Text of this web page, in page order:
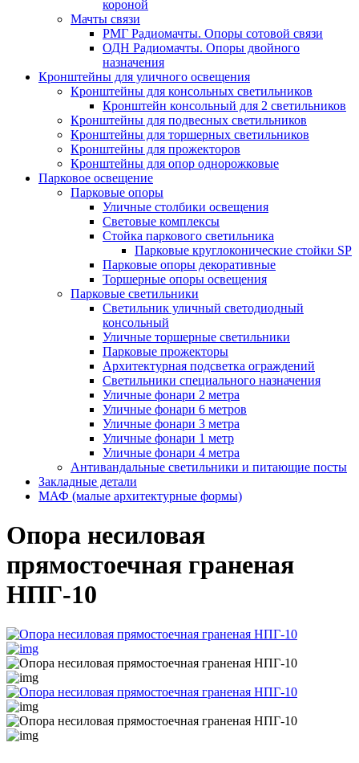
короной
Мачты связи
РМГ Радиомачты. Опоры сотовoй связи
ОДН Радиомачты. Опоры двойного
назначения
Кронштейны для уличного освещения
Кронштейны для консольных светильников
Кронштейн консольный для 2 светильников
Кронштейны для подвесных светильников
Кронштейны для торшерных светильников
Кронштейны для прожекторов
Кронштейны для опор однорожковые
Парковое освещение
Парковые опоры
Уличные столбики освещения
Световые комплексы
Стойка паркового светильника
Парковые круглоконические стойки SP
Парковые опоры декоративные
Торшерные опоры освещения
Парковые светильники
Светильник уличный светодиодный
консольный
Уличные торшерные светильники
Парковые прожекторы
Архитектурная подсветка ограждений
Светильники специального назначения
Уличные фонари 2 метра
Уличные фонари 6 метров
Уличные фонари 3 метра
Уличные фонари 1 метр
Уличные фонари 4 метра
Антивандальные светильники и питающие посты
Закладные детали
МАФ (малые архитектурные формы)
Опора несиловая
прямостоечная граненая
НПГ-10